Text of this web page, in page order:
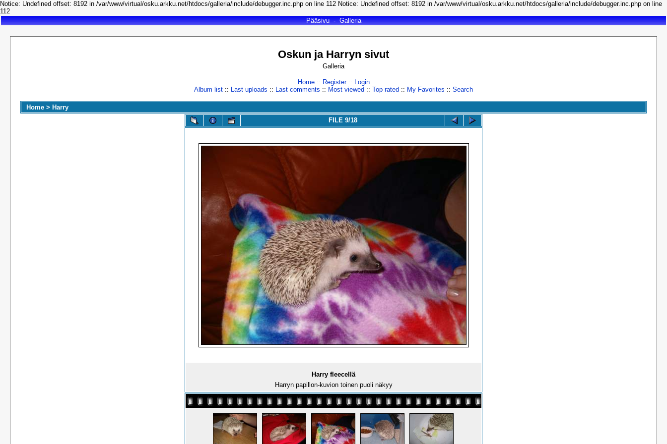
Notice: Undefined offset: 8192 in /var/www/virtual/osku.arkku.net/htdocs/galleria/include/debugger.inc.php on line 112 Notice: Undefined offset: 8192 in /var/www/virtual/osku.arkku.net/htdocs/galleria/include/debugger.inc.php on line
112
Pääsivu- Galleria
Oskun ja Harryn sivut
Galleria
Home:: Register:: Login
Album list :: Last uploads :: Last comments :: Most viewed :: Top rated :: My Favorites :: Search
Home > Harry
FILE 9/18
Harry fleecellä
Harryn papillon-kuvion toinen puoli näkyy